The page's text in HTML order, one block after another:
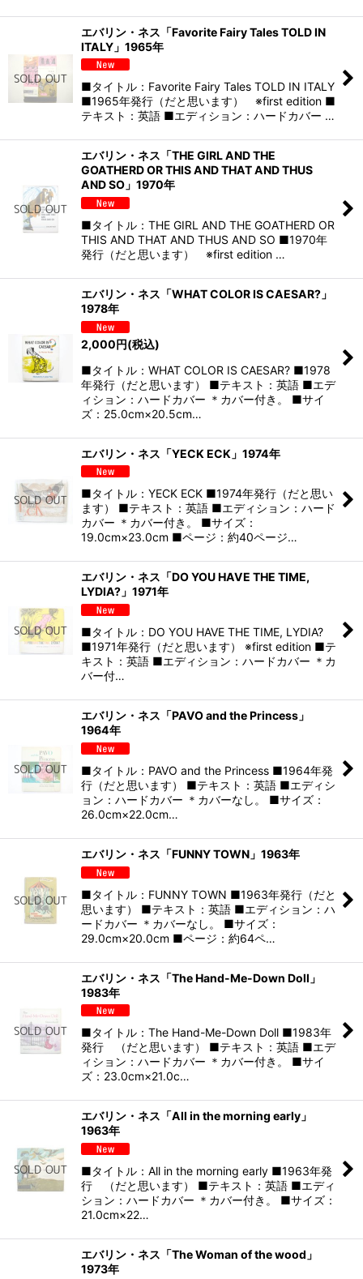
エバリン・ネス「Favorite Fairy Tales TOLD IN
ITALY」1965年
■タイトル：Favorite Fairy Tales TOLD IN ITALY
■1965年発行（だと思います） ※first edition ■
テキスト：英語 ■エディション：ハードカバー …
エバリン・ネス「THE GIRL AND THE
GOATHERD OR THIS AND THAT AND THUS
AND SO」1970年
■タイトル：THE GIRL AND THE GOATHERD OR
THIS AND THAT AND THUS AND SO ■1970年
発行（だと思います） ※first edition …
エバリン・ネス「WHAT COLOR IS CAESAR?」
1978年
2,000円(税込)
■タイトル：WHAT COLOR IS CAESAR? ■1978
年発行（だと思います） ■テキスト：英語 ■エデ
ィション：ハードカバー ＊カバー付き。 ■サイ
ズ：25.0cm×20.5cm…
エバリン・ネス「YECK ECK」1974年
■タイトル：YECK ECK ■1974年発行（だと思い
ます） ■テキスト：英語 ■エディション：ハード
カバー ＊カバー付き。 ■サイズ：
19.0cm×23.0cm ■ページ：約40ページ…
エバリン・ネス「DO YOU HAVE THE TIME,
LYDIA?」1971年
■タイトル：DO YOU HAVE THE TIME, LYDIA?
■1971年発行（だと思います） ※first edition ■テ
キスト：英語 ■エディション：ハードカバー ＊カ
バー付…
エバリン・ネス「PAVO and the Princess」
1964年
■タイトル：PAVO and the Princess ■1964年発
行（だと思います） ■テキスト：英語 ■エディシ
ョン：ハードカバー ＊カバーなし。 ■サイズ：
26.0cm×22.0cm…
エバリン・ネス「FUNNY TOWN」1963年
■タイトル：FUNNY TOWN ■1963年発行（だと
思います） ■テキスト：英語 ■エディション：ハ
ードカバー ＊カバーなし。 ■サイズ：
29.0cm×20.0cm ■ページ：約64ペ…
エバリン・ネス「The Hand-Me-Down Doll」
1983年
■タイトル：The Hand-Me-Down Doll ■1983年
発行 （だと思います） ■テキスト：英語 ■エデ
ィション：ハードカバー ＊カバー付き。 ■サイ
ズ：23.0cm×21.0c…
エバリン・ネス「All in the morning early」
1963年
■タイトル：All in the morning early ■1963年発
行 （だと思います） ■テキスト：英語 ■エディ
ション：ハードカバー ＊カバー付き。 ■サイズ：
21.0cm×22…
エバリン・ネス「The Woman of the wood」
1973年